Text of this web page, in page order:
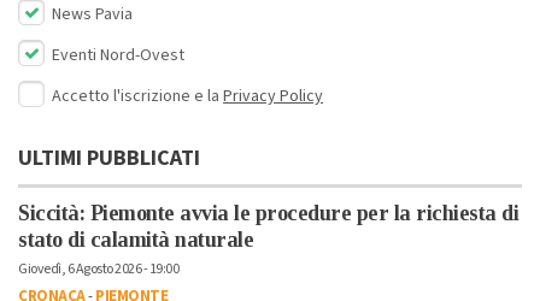
News Pavia
Eventi Nord-Ovest
Accetto l'iscrizione e la Privacy Policy
ULTIMI PUBBLICATI
Siccità: Piemonte avvia le procedure per la richiesta di
stato di calamità naturale
Giovedì, 6 Agosto 2026 - 19:00
CRONACA-PIEMONTE